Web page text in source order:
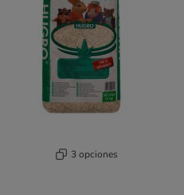
3 opciones